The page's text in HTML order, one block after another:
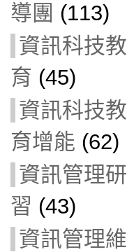
導團 (113)
資訊科技教
育 (45)
資訊科技教
育增能 (62)
資訊管理研
習 (43)
資訊管理維